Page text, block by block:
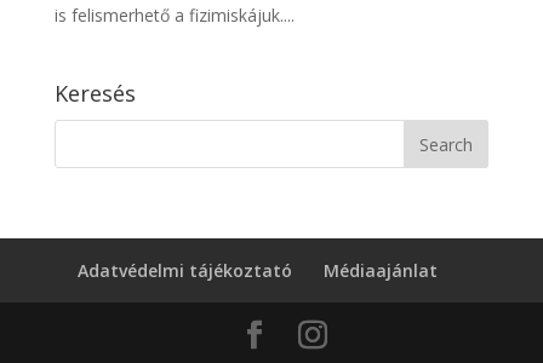
is felismerhető a fizimiskájuk....
Keresés
Adatvédelmi tájékoztató Médiaajánlat